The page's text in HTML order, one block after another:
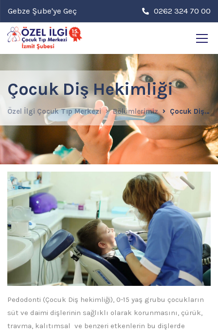
0262 324 70 00
Gebze Şube'ye Geç
Çocuk Diş Hekimliği
Özel İlgi Çocuk Tıp Merkezi Bölümlerimiz Çocuk Diş Hekimliği
Pedodonti (Çocuk Diş hekimliği), 0-15 yaş grubu çocukların
süt ve daimi dişlerinin sağlıklı olarak korunmasını, çürük,
travma, kalıtımsal ve benzeri etkenlerin bu dişlerde